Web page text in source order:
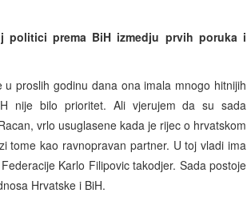
prema BiH izmedju prvih poruka i
proslih godinu dana ona imala mnogo hitnijih
nije bilo prioritet. Ali vjerujem da su sada
vrlo usuglasene kada je rijec o hrvatskom
tome kao ravnopravan partner. U toj vladi ima
Karlo Filipovic takodjer. Sada postoje
Hrvatske i BiH.